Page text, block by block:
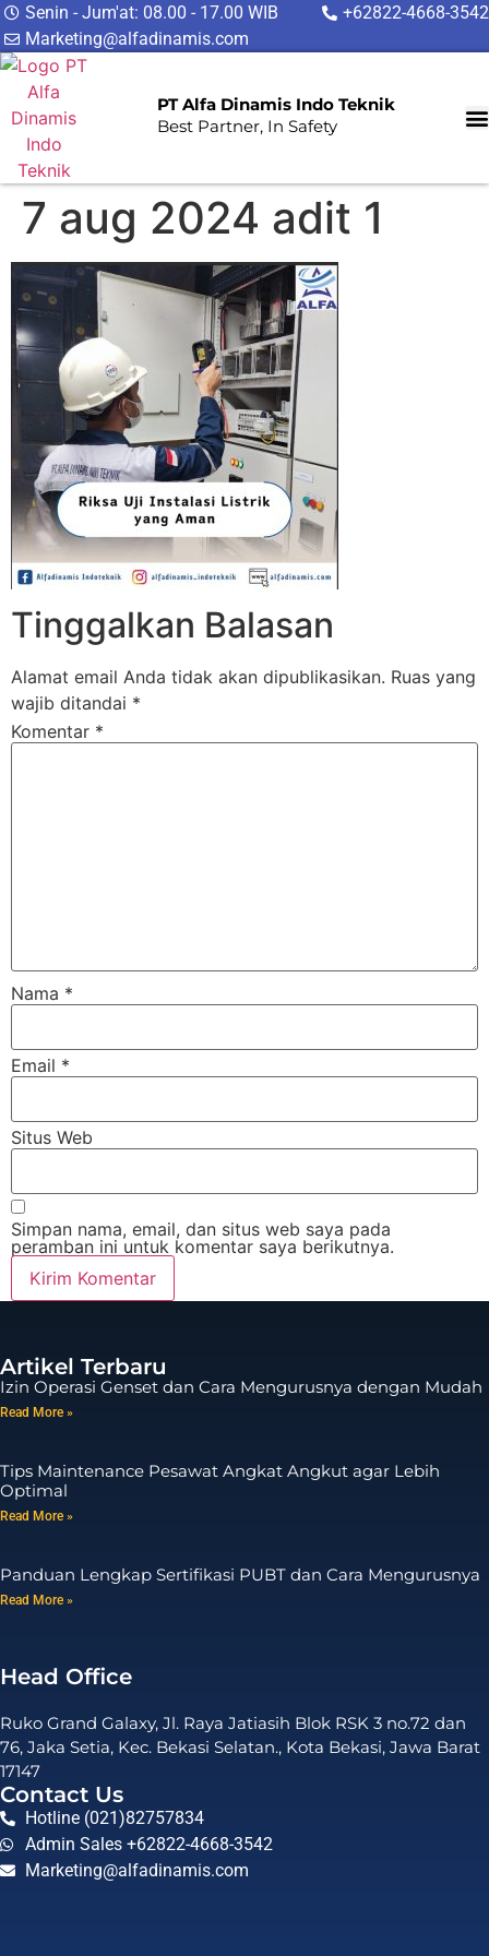
Senin - Jum'at: 08.00 - 17.00 WIB
+62822-4668-3542
Marketing@alfadinamis.com
PT Alfa Dinamis Indo Teknik
Best Partner, In Safety
7 aug 2024 adit 1
Tinggalkan Balasan
Alamat email Anda tidak akan dipublikasikan. Ruas yang
wajib ditandai *
Komentar *
Nama *
Email *
Situs Web
Simpan nama, email, dan situs web saya pada
peramban ini untuk komentar saya berikutnya.
Artikel Terbaru
Izin Operasi Genset dan Cara Mengurusnya dengan Mudah
Read More »
Tips Maintenance Pesawat Angkat Angkut agar Lebih
Optimal
Read More »
Panduan Lengkap Sertifikasi PUBT dan Cara Mengurusnya
Read More »
Head Office
Ruko Grand Galaxy, Jl. Raya Jatiasih Blok RSK 3 no.72 dan
76, Jaka Setia, Kec. Bekasi Selatan., Kota Bekasi, Jawa Barat
17147
Contact Us
Hotline (021)82757834
Admin Sales +62822-4668-3542
Marketing@alfadinamis.com